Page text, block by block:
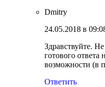
Dmitry
24.05.2018 в
Здравствуйте.
готового ответа
возможности (в
Ответить